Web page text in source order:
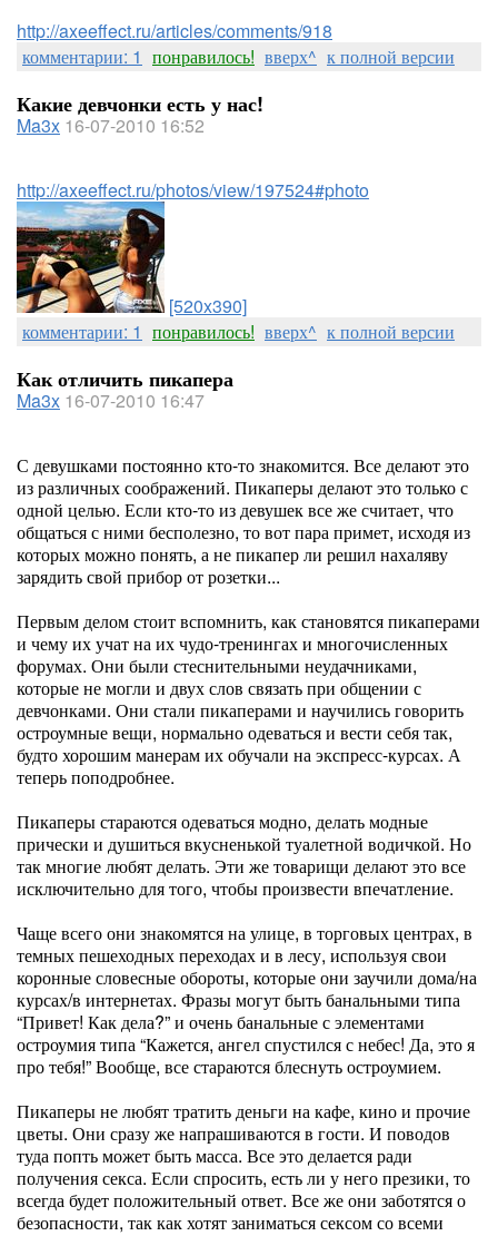
http://axeeffect.ru/articles/comments/918
комментарии: 1 понравилось! вверх^ к полной версии
Какие девчонки есть у нас!
Ma3x 16-07-2010 16:52
http://axeeffect.ru/photos/view/197524#photo
[520x390]
комментарии: 1 понравилось! вверх^ к полной версии
Как отличить пикапера
Ma3x 16-07-2010 16:47
С девушками постоянно кто-то знакомится. Все делают это
из различных соображений. Пикаперы делают это только с
одной целью. Если кто-то из девушек все же считает, что
общаться с ними бесполезно, то вот пара примет, исходя из
которых можно понять, а не пикапер ли решил нахаляву
зарядить свой прибор от розетки...
Первым делом стоит вспомнить, как становятся пикаперами
и чему их учат на их чудо-тренингах и многочисленных
форумах. Они были стеснительными неудачниками,
которые не могли и двух слов связать при общении с
девчонками. Они стали пикаперами и научились говорить
остроумные вещи, нормально одеваться и вести себя так,
будто хорошим манерам их обучали на экспресс-курсах. А
теперь поподробнее.
Пикаперы стараются одеваться модно, делать модные
прически и душиться вкусненькой туалетной водичкой. Но
так многие любят делать. Эти же товарищи делают это все
исключительно для того, чтобы произвести впечатление.
Чаще всего они знакомятся на улице, в торговых центрах, в
темных пешеходных переходах и в лесу, используя свои
коронные словесные обороты, которые они заучили дома/на
курсах/в интернетах. Фразы могут быть банальными типа
“Привет! Как дела?” и очень банальные с элементами
остроумия типа “Кажется, ангел спустился с небес! Да, это я
про тебя!” Вообще, все стараются блеснуть остроумием.
Пикаперы не любят тратить деньги на кафе, кино и прочие
цветы. Они сразу же напрашиваются в гости. И поводов
туда попть может быть масса. Все это делается ради
получения секса. Если спросить, есть ли у него презики, то
всегда будет положительный ответ. Все же они заботятся о
безопасности, так как хотят заниматься сексом со всеми